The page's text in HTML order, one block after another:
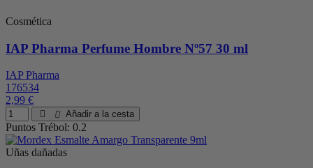
Cosmética
IAP Pharma Perfume Hombre Nº57 30 ml
IAP Pharma
176534
2,99 €
Añadir a la cesta
Puntos Trébol: 0.2
Uñas dañadas